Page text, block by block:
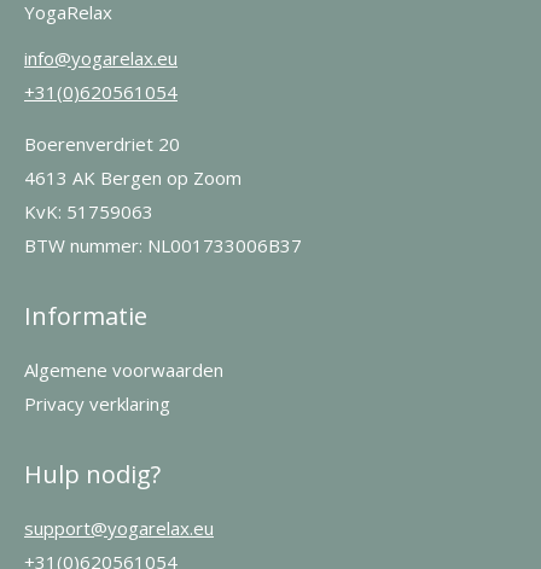
YogaRelax
info@yogarelax.eu
+31(0)620561054
Boerenverdriet 20
4613 AK Bergen op Zoom
KvK: 51759063
BTW nummer: NL001733006B37
Informatie
Algemene voorwaarden
Privacy verklaring
Hulp nodig?
support@yogarelax.eu
+31(0)620561054